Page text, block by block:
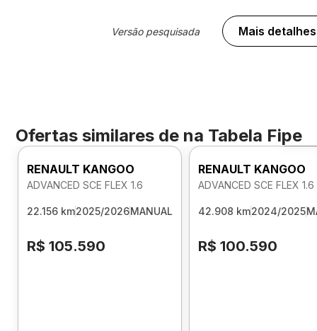
Versão pesquisada Mais detalhes
Ofertas similares de na Tabela Fipe
RENAULT KANGOO
ADVANCED SCE FLEX 1.6
22.156 km2025/2026MANUAL
R$ 105.590
RENAULT KANGOO
ADVANCED SCE FLEX 1.6
42.908 km2024/2025
R$ 100.590